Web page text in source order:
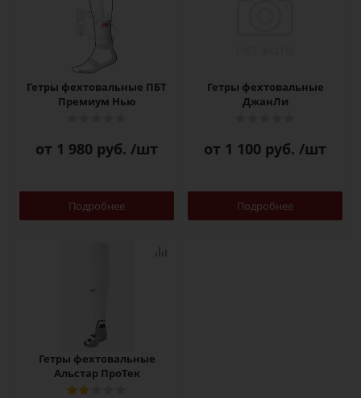
Гетры фехтовальные ПБТ
Премиум Нью
от 1 980 руб. /шт
Подробнее
Гетры фехтовальные
ДжанЛи
от 1 100 руб. /шт
Подробнее
Гетры фехтовальные
Альстар ПроТек